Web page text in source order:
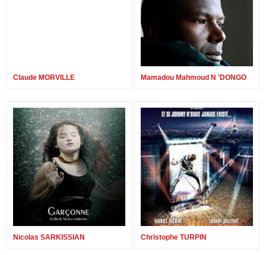
Claude MORVILLE Mamadou Mahmoud N 'DONGO
Nicolas SARKISSIAN Christophe TURPIN